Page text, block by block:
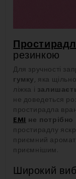
резинкою
Для зручності
гумку, яка
ліжка і
не доведеться
простирадла
EMI не
простирадлу
приємний
приємнішим.
Широкий